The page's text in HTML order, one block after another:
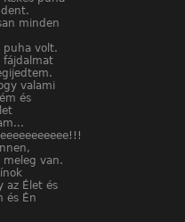
minden
puha volt.
fájdalmat
valami
és
van.
az Élet és
és Én